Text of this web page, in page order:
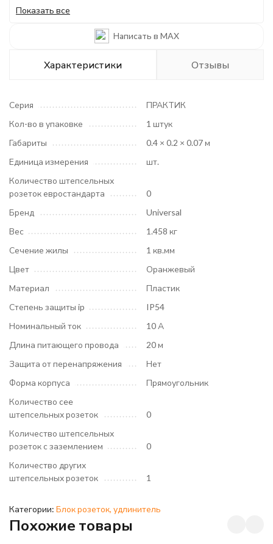
Показать все
Написать в MAX
Характеристики Отзывы
Серия
ПРАКТИК
Кол-во в упаковке
1 штук
Габариты
0.4 × 0.2 × 0.07 м
Единица измерения
шт.
Количество штепсельных
розеток евростандарта
0
Бренд
Universal
Вес
1.458 кг
Сечение жилы
1 кв.мм
Цвет
Оранжевый
Материал
Пластик
Степень защиты ip
IP54
Номинальный ток
10 А
Длина питающего провода
20 м
Защита от перенапряжения
Нет
Форма корпуса
Прямоугольник
Количество cee
штепсельных розеток
0
Количество штепсельных
розеток с заземлением
0
Количество других
штепсельных розеток
1
Категории: Блок розеток, удлинитель
Похожие товары